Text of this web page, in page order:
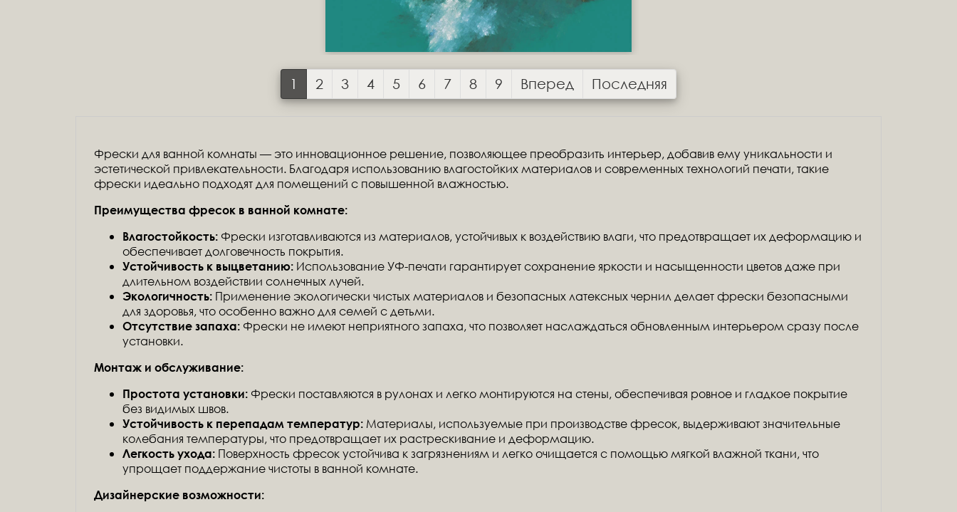
1 2 3 4 5 6 7 8 9 Вперед Последняя
Фрески для ванной комнаты — это инновационное решение, позволяющее преобразить интерьер, добавив ему уникальности и
эстетической привлекательности. Благодаря использованию влагостойких материалов и современных технологий печати, такие
фрески идеально подходят для помещений с повышенной влажностью.
Преимущества фресок в ванной комнате:
Влагостойкость:Фрески изготавливаются из материалов, устойчивых к воздействию влаги, что предотвращает их деформацию и
обеспечивает долговечность покрытия.
Устойчивость к выцветанию:Использование УФ-печати гарантирует сохранение яркости и насыщенности цветов даже при
длительном воздействии солнечных лучей.
Экологичность:Применение экологически чистых материалов и безопасных латексных чернил делает фрески безопасными
для здоровья, что особенно важно для семей с детьми.
Отсутствие запаха:Фрески не имеют неприятного запаха, что позволяет наслаждаться обновленным интерьером сразу после
установки.
Монтаж и обслуживание:
Простота установки:Фрески поставляются в рулонах и легко монтируются на стены, обеспечивая ровное и гладкое покрытие
без видимых швов.
Устойчивость к перепадам температур:Материалы, используемые при производстве фресок, выдерживают значительные
колебания температуры, что предотвращает их растрескивание и деформацию.
Легкость ухода:Поверхность фресок устойчива к загрязнениям и легко очищается с помощью мягкой влажной ткани, что
упрощает поддержание чистоты в ванной комнате.
Дизайнерские возможности: